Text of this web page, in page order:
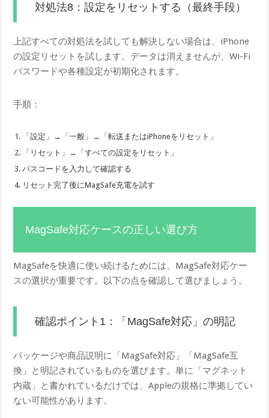
対処法8：設定をリセットする（最終手段）
上記すべての対処法を試しても解決しない場合は、iPhone
の設定リセットを試します。データは消えませんが、Wi-Fi
パスワードや各種設定が初期化されます。
手順：
「設定」→「一般」→「転送またはiPhoneをリセット」
「リセット」→「すべての設定をリセット」
パスコードを入力して確認する
リセット完了後にMagSafe充電を試す
MagSafe対応ケースの正しい選び方
MagSafeを快適に使い続けるためには、MagSafe対応ケー
スの選択が重要です。以下の点を確認して選びましょう。
確認ポイント1：「MagSafe対応」の明記
パッケージや商品説明に「MagSafe対応」「MagSafe互
換」と明記されているものを選びます。単に「マグネット
内蔵」と書かれているだけでは、Appleの規格に準拠してい
ない可能性があります。